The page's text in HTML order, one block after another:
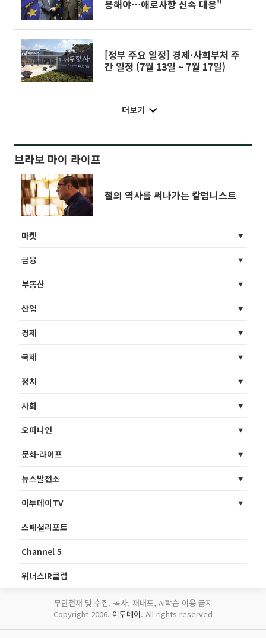
용해야⋯애로사항 신속 대응"
[정부 주요 일정] 경제·사회부처 주
간 일정 (7월 13일 ~ 7월 17일)
더보기
브라보 마이 라이프
철의 역사를 써나가는 칼럼니스트
마켓
금융
부동산
산업
경제
국제
정치
사회
오피니언
문화·라이프
뉴스발전소
이투데이TV
스페셜리포트
Channel 5
위너스IR클럽
무단전재 및 수집, 복사, 재배포, AI학습 이용 금지
Copyright 2006. 이투데이. All rights reserved